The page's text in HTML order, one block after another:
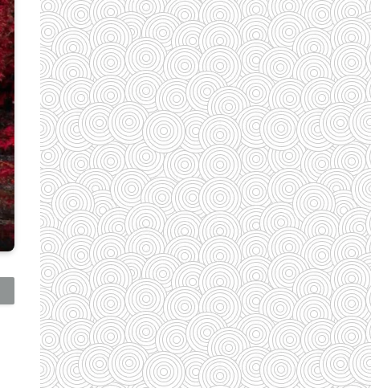
(128)
(33)
(33)
(35)
(58)
(95)
(83)
(39)